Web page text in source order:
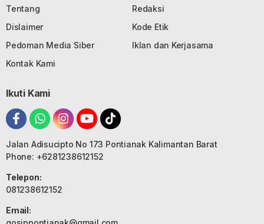
Tentang
Redaksi
Dislaimer
Kode Etik
Pedoman Media Siber
Iklan dan Kerjasama
Kontak Kami
Ikuti Kami
Jalan Adisucipto No 173 Pontianak Kalimantan Barat
Phone: +6281238612152
Telepon:
081238612152
Email: